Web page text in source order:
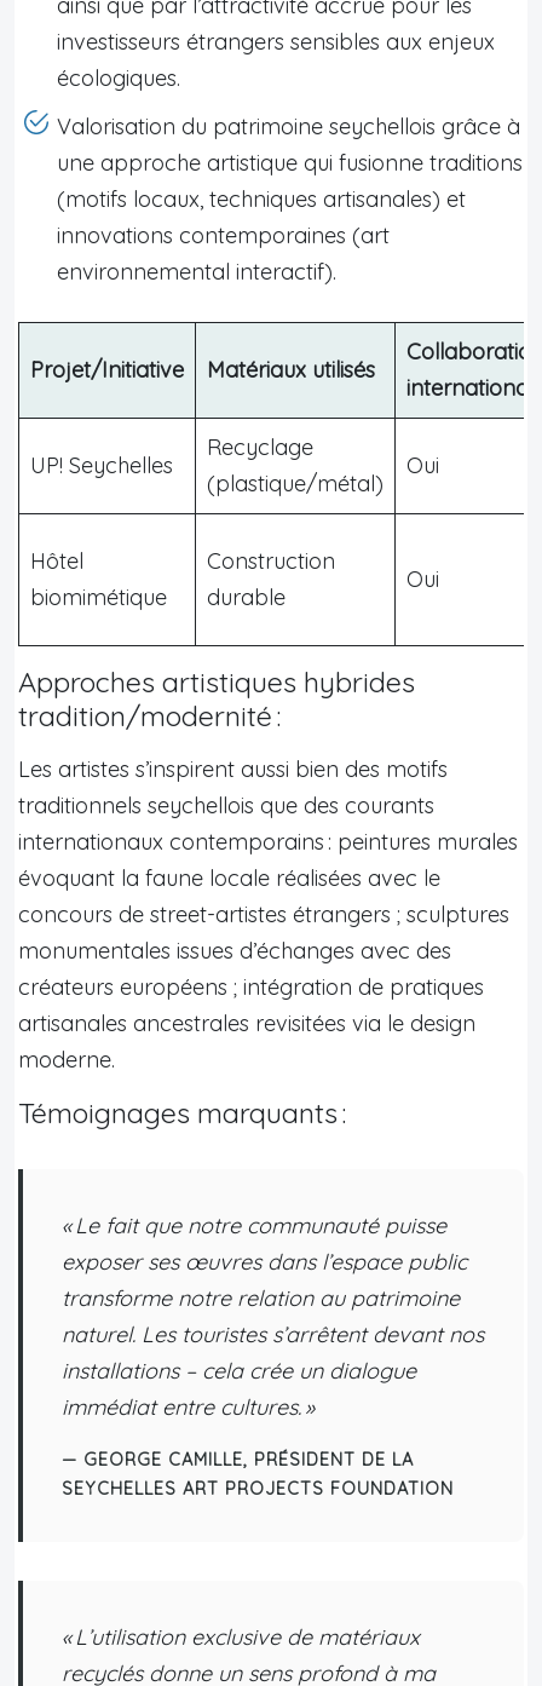
investisseurs étrangers sensibles aux enjeux
écologiques.
Valorisation du patrimoine seychellois grâce à
une approche artistique qui fusionne traditions
(motifs locaux, techniques artisanales) et
innovations contemporaines (art
environnemental interactif).
Projet/Initiative Matériaux utilisés
UP! Seychelles
Recyclage
(plastique/métal)
Oui
Hôtel
biomimétique
Construction
durable
Oui
Approches artistiques hybrides
tradition/modernité :
Les artistes s’inspirent aussi bien des motifs
traditionnels seychellois que des courants
internationaux contemporains : peintures murales
évoquant la faune locale réalisées avec le
concours de street-artistes étrangers ; sculptures
monumentales issues d’échanges avec des
créateurs européens ; intégration de pratiques
artisanales ancestrales revisitées via le design
moderne.
Témoignages marquants :
« Le fait que notre communauté puisse
exposer ses œuvres dans l’espace public
transforme notre relation au patrimoine
naturel. Les touristes s’arrêtent devant nos
installations – cela crée un dialogue
immédiat entre cultures. »
— GEORGE CAMILLE, PRÉSIDENT DE LA
SEYCHELLES ART PROJECTS FOUNDATION
« L’utilisation exclusive de matériaux
recyclés donne un sens profond à ma